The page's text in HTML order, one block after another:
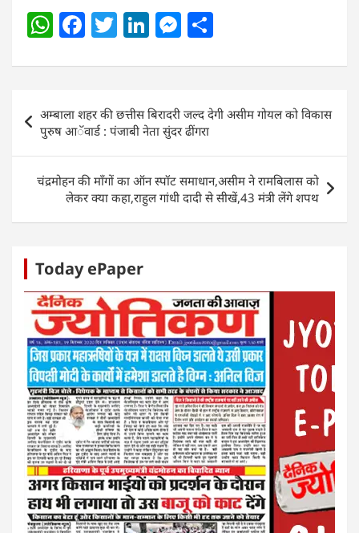
W
at
s
A
p
p
F
c
e
b
o
o
k
T
itt
er
Li
k
e
dI
n
M
ss
e
n
g
er
ar
e
navigation
अम्बाला शहर की छत्तीस बिरादरी जल्द देगी असीम गोयल को विकास
पुरुष आॅवार्ड : पंजाबी नेता सुंदर ढींगरा
चंद्रमोहन की माँगों का ऑन स्पॉट समाधान,असीम ने रामबिलास को
लेकर क्या कहा,राहुल गांधी दादी से सीखें,43 मंत्री लेंगे शपथ
Today ePaper